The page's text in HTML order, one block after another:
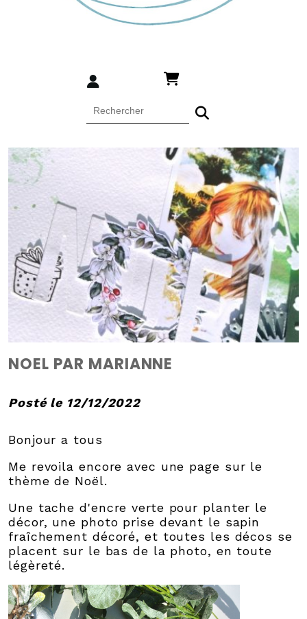
NOEL PAR MARIANNE
Posté le 12/12/2022
Bonjour a tous
Me revoila encore avec une page sur le
thème de Noël.
Une tache d'encre verte pour planter le
décor, une photo prise devant le sapin
fraîchement décoré, et toutes les décos se
placent sur le bas de la photo, en toute
légèreté.